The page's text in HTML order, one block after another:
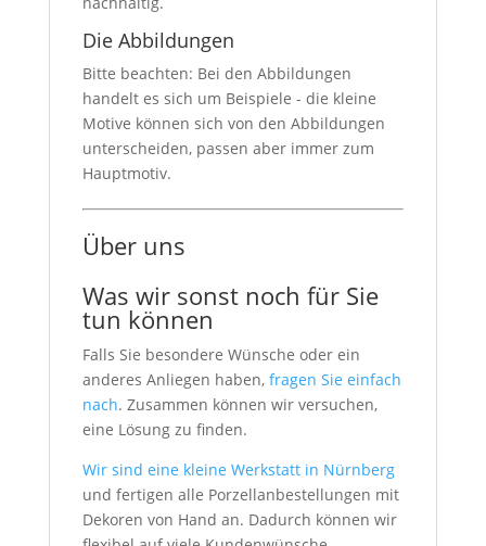
Die Abbildungen
Bitte beachten: Bei den Abbildungen
handelt es sich um Beispiele - die kleine
Motive können sich von den Abbildungen
unterscheiden, passen aber immer zum
Hauptmotiv.
Über uns
Was wir sonst noch für Sie
tun können
Falls Sie besondere Wünsche oder ein
anderes Anliegen haben, fragen Sie einfach
nach. Zusammen können wir versuchen,
eine Lösung zu finden.
Wir sind eine kleine Werkstatt in Nürnberg
und fertigen alle Porzellanbestellungen mit
Dekoren von Hand an. Dadurch können wir